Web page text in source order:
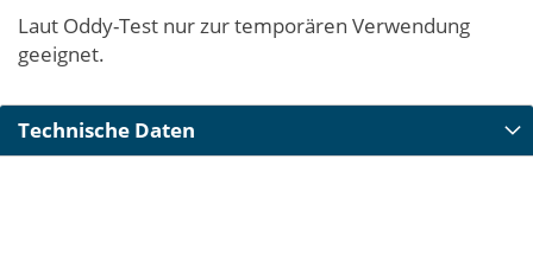
Laut Oddy-Test nur zur temporären Verwendung
geeignet.
Technische Daten